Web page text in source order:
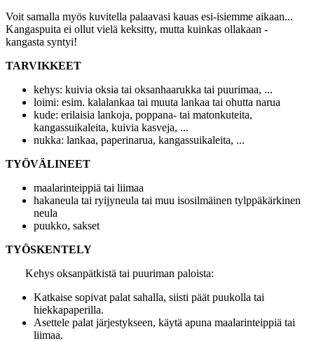
Voit samalla myös kuvitella palaavasi kauas esi-isiemme aikaan...
Kangaspuita ei ollut vielä keksitty, mutta kuinkas ollakaan -
kangasta syntyi!
TARVIKKEET
kehys: kuivia oksia tai oksanhaarukka tai puurimaa, ...
loimi: esim. kalalankaa tai muuta lankaa tai ohutta narua
kude: erilaisia lankoja, poppana- tai matonkuteita,
kangassuikaleita, kuivia kasveja, ...
nukka: lankaa, paperinarua, kangassuikaleita, ...
TYÖVÄLINEET
maalarinteippiä tai liimaa
hakaneula tai ryijyneula tai muu isosilmäinen tylppäkärkinen
neula
puukko, sakset
TYÖSKENTELY
Kehys oksanpätkistä tai puuriman paloista:
Katkaise sopivat palat sahalla, siisti päät puukolla tai
hiekkapaperilla.
Asettele palat järjestykseen, käytä apuna maalarinteippiä tai
liimaa.